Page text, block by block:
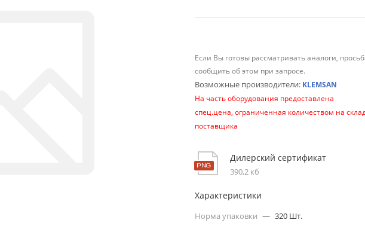
Если Вы готовы рассматривать аналоги,
сообщить об этом при запросе.
Возможные производители: KLEMSAN
На часть оборудования предоставлена
спец.цена, ограниченная количеством на
поставщика
Дилерский сертификат
390,2 кб
Характеристики
Норма упаковки — 320 Шт.